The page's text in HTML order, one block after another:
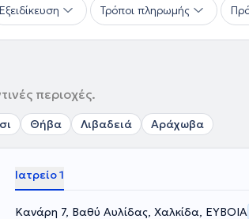
Εξειδίκευση Τρόποι πληρωμής
περιοχές.
Θήβα Λιβαδειά Αράχωβα
Ιατρείο 1
Κανάρη 7, Βαθύ Αυλίδας, Χαλκίδα, ΕΥΒΟΙΑ